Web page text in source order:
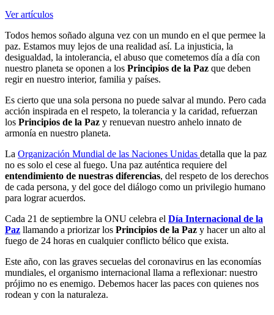
Ver artículos
Todos hemos soñado alguna vez con un mundo en el que permee la
paz. Estamos muy lejos de una realidad así. La injusticia, la
desigualdad, la intolerancia, el abuso que cometemos día a día con
nuestro planeta se oponen a los Principios de la Paz que deben
regir en nuestro interior, familia y países.
Es cierto que una sola persona no puede salvar al mundo. Pero cada
acción inspirada en el respeto, la tolerancia y la caridad, refuerzan
los Principios de la Paz y renuevan nuestro anhelo innato de
armonía en nuestro planeta.
La Organización Mundial de las Naciones Unidas detalla que la paz
no es solo el cese al fuego. Una paz auténtica requiere del
entendimiento de nuestras diferencias, del respeto de los derechos
de cada persona, y del goce del diálogo como un privilegio humano
para lograr acuerdos.
Cada 21 de septiembre la ONU celebra el Día Internacional de la
Paz llamando a priorizar los Principios de la Paz y hacer un alto al
fuego de 24 horas en cualquier conflicto bélico que exista.
Este año, con las graves secuelas del coronavirus en las economías
mundiales, el organismo internacional llama a reflexionar: nuestro
prójimo no es enemigo. Debemos hacer las paces con quienes nos
rodean y con la naturaleza.